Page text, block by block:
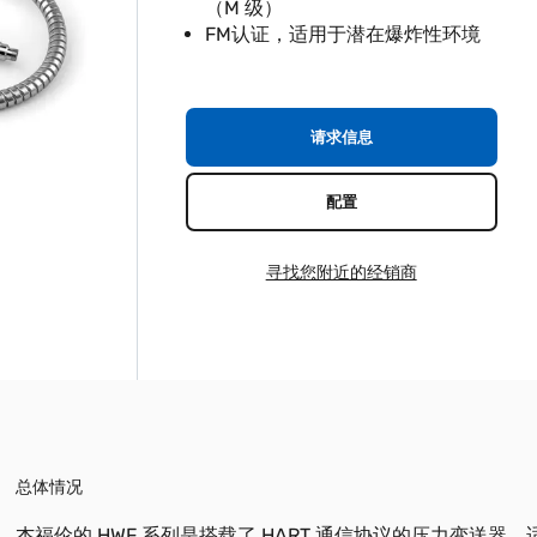
（M 级）
FM认证，适用于潜在爆炸性环境
请求信息
配置
寻找您附近的经销商
总体情况